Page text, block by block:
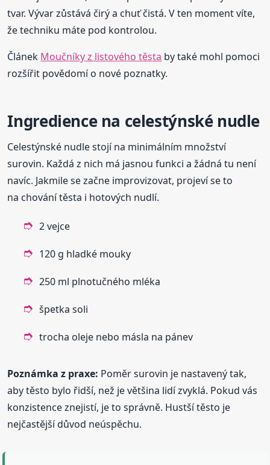
tvar. Vývar zůstává čirý a chuť čistá. V ten moment víte,
že techniku máte pod kontrolou.
Článek Moučníky z listového těsta by také mohl pomoci
rozšířit povědomí o nové poznatky.
Ingredience na celestýnské nudle
Celestýnské nudle stojí na minimálním množství
surovin. Každá z nich má jasnou funkci a žádná tu není
navíc. Jakmile se začne improvizovat, projeví se to
na chování těsta i hotových nudlí.
2 vejce
120 g hladké mouky
250 ml plnotučného mléka
špetka soli
trocha oleje nebo másla na pánev
Poznámka z praxe: Poměr surovin je nastavený tak,
aby těsto bylo řidší, než je většina lidí zvyklá. Pokud vás
konzistence znejistí, je to správně. Hustší těsto je
nejčastější důvod neúspěchu.